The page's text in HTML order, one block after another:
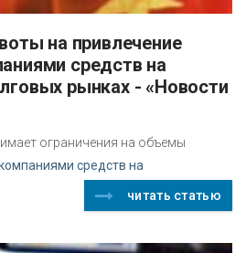
средств на
рынках - «Новости
ограничения на объемы
средств на
читать статью